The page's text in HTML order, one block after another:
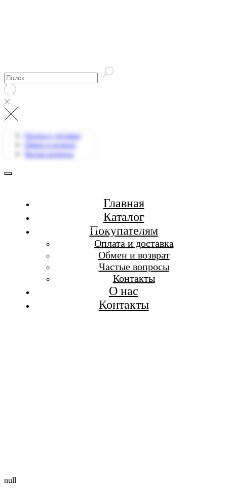
Бесплатная доставка при заказе от 7 000 р.
null
Оплата и доставка
Обмен и возврат
Частые вопросы
Главная
Каталог
Покупателям
Оплата и доставка
Обмен и возврат
Частые вопросы
Контакты
О нас
Контакты